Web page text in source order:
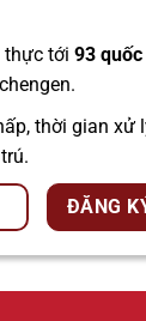
thực tới 93 quốc
thời gian xử
ĐĂNG